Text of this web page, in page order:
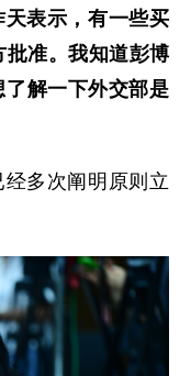
表示，有一些买
准。我知道彭博
解一下外交部是
多次阐明原则立